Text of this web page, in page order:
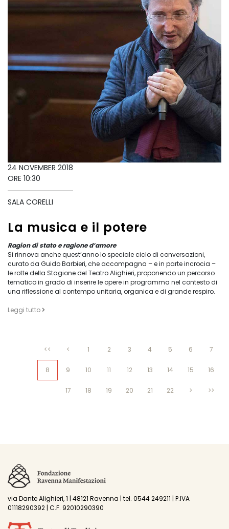
24 NOVEMBER 2018
ORE 10:30
SALA CORELLI
La musica e il potere
Ragion di stato e ragione d’amore
Si rinnova anche quest’anno lo speciale ciclo di conversazioni,
curato da Guido Barbieri, che accompagna – e in parte incrocia –
le rotte della Stagione del Teatro Alighieri, proponendo un percorso
tematico in grado di inserire le opere in programma nel contesto di
una riflessione al contempo unitaria, organica e di grande respiro.
Leggi tutto
<< < 1 2 3 4 5 6 7
8 9 10 11 12 13 14 15 16
17 18 19 20 21 22 > >>
via Dante Alighieri, 1 | 48121 Ravenna | tel. 0544 249211 | P.IVA
01118290392 | C.F. 92010290390